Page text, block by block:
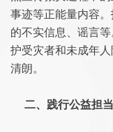
事迹等正能量内容
的不实信息、谣言
护受灾者和未成年
清朗。
二、践行公益担当